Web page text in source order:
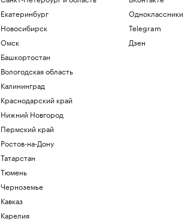
Екатеринбург
Новосибирск
Омск
Башкортостан
Вологодская область
Калининград
Краснодарский край
Нижний Новгород
Пермский край
Ростов-на-Дону
Татарстан
Тюмень
Черноземье
Кавказ
Карелия
Одноклассники
Telegram
Дзен